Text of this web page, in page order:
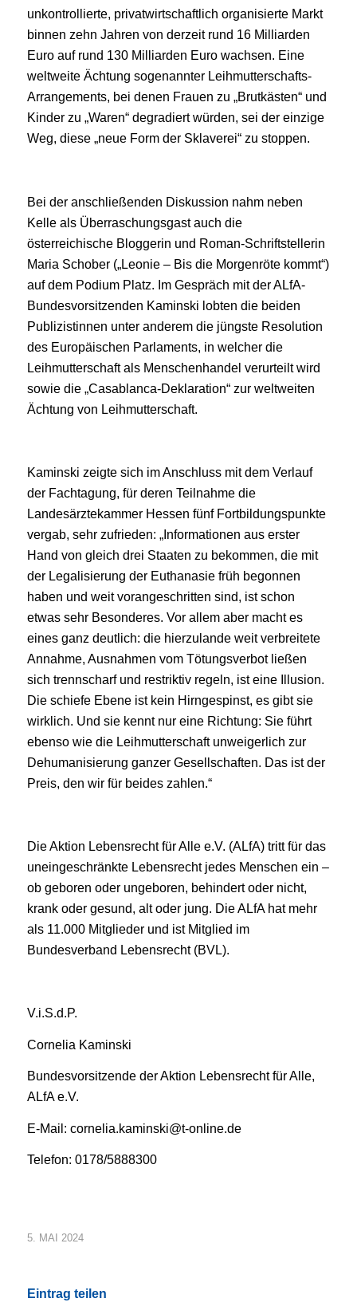
unkontrollierte, privatwirtschaftlich organisierte Markt
binnen zehn Jahren von derzeit rund 16 Milliarden
Euro auf rund 130 Milliarden Euro wachsen. Eine
weltweite Ächtung sogenannter Leihmutterschafts-
Arrangements, bei denen Frauen zu „Brutkästen“ und
Kinder zu „Waren“ degradiert würden, sei der einzige
Weg, diese „neue Form der Sklaverei“ zu stoppen.
Bei der anschließenden Diskussion nahm neben
Kelle als Überraschungsgast auch die
österreichische Bloggerin und Roman-Schriftstellerin
Maria Schober („Leonie – Bis die Morgenröte kommt“)
auf dem Podium Platz. Im Gespräch mit der ALfA-
Bundesvorsitzenden Kaminski lobten die beiden
Publizistinnen unter anderem die jüngste Resolution
des Europäischen Parlaments, in welcher die
Leihmutterschaft als Menschenhandel verurteilt wird
sowie die „Casablanca-Deklaration“ zur weltweiten
Ächtung von Leihmutterschaft.
Kaminski zeigte sich im Anschluss mit dem Verlauf
der Fachtagung, für deren Teilnahme die
Landesärztekammer Hessen fünf Fortbildungspunkte
vergab, sehr zufrieden: „Informationen aus erster
Hand von gleich drei Staaten zu bekommen, die mit
der Legalisierung der Euthanasie früh begonnen
haben und weit vorangeschritten sind, ist schon
etwas sehr Besonderes. Vor allem aber macht es
eines ganz deutlich: die hierzulande weit verbreitete
Annahme, Ausnahmen vom Tötungsverbot ließen
sich trennscharf und restriktiv regeln, ist eine Illusion.
Die schiefe Ebene ist kein Hirngespinst, es gibt sie
wirklich. Und sie kennt nur eine Richtung: Sie führt
ebenso wie die Leihmutterschaft unweigerlich zur
Dehumanisierung ganzer Gesellschaften. Das ist der
Preis, den wir für beides zahlen.“
Die Aktion Lebensrecht für Alle e.V. (ALfA) tritt für das
uneingeschränkte Lebensrecht jedes Menschen ein –
ob geboren oder ungeboren, behindert oder nicht,
krank oder gesund, alt oder jung. Die ALfA hat mehr
als 11.000 Mitglieder und ist Mitglied im
Bundesverband Lebensrecht (BVL).
V.i.S.d.P.
Cornelia Kaminski
Bundesvorsitzende der Aktion Lebensrecht für Alle,
ALfA e.V.
E-Mail: cornelia.kaminski@t-online.de
Telefon: 0178/5888300
5. MAI 2024
Eintrag teilen